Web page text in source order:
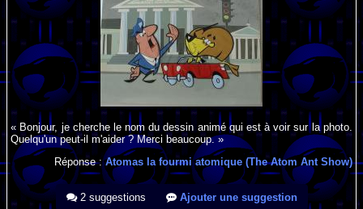
« Bonjour, je cherche le nom du dessin animé qui est à voir sur la photo.
Quelqu'un peut-il m'aider ? Merci beaucoup. »
Réponse :Atomas la fourmi atomique (The Atom Ant Show)
2 suggestions Ajouter une suggestion